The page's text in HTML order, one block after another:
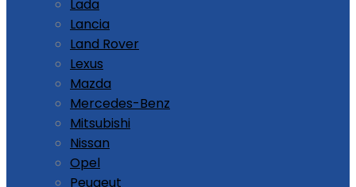
Lada
Lancia
Land Rover
Lexus
Mazda
Mercedes-Benz
Mitsubishi
Nissan
Opel
Peugeut